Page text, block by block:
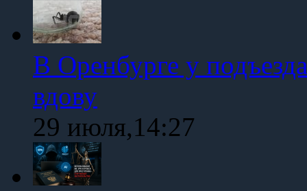
В Оренбурге у
вдову
29 июля,14:27